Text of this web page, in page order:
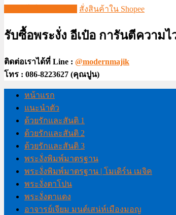
สั่งสินค้าใน Shopee
รับซื้อพระงั่ง อีเป๋อ การันตีความ
ติดต่อเราได้ที่ Line : @modernmajik
โทร : 086-8223627 (คุณปูน)
หน้าแรก
แนะนำตัว
ด้วยรักและสันติ 1
ด้วยรักและสันติ 2
ด้วยรักและสันติ 3
พระงั่งพิมพ์มาตรฐาน
พระงั่งพิมพ์มาตรฐาน | โมเดิร์น เมจิค
พระงั่งตาโปน
พระงั่งตาแดง
อาจารย์เจียม มนต์เสน่ห์เมืองมอญ